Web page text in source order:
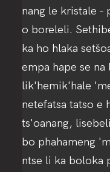
nang le kristale -
o boreleli.
ka ho hlaka
empa hape se
lik'hemik'hale
netefatsa tatso e
ts'oanang,
bo phahameng
ntse li ka boloka